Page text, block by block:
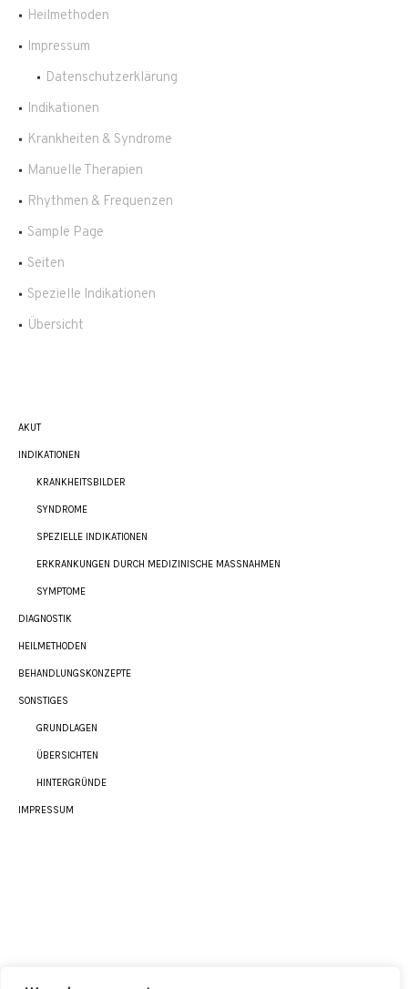
Heilmethoden
Impressum
Datenschutzerklärung
Indikationen
Krankheiten & Syndrome
Manuelle Therapien
Rhythmen & Frequenzen
Sample Page
Seiten
Spezielle Indikationen
Übersicht
AKUT
INDIKATIONEN
KRANKHEITSBILDER
SYNDROME
SPEZIELLE INDIKATIONEN
ERKRANKUNGEN DURCH MEDIZINISCHE MASSNAHMEN
SYMPTOME
DIAGNOSTIK
HEILMETHODEN
BEHANDLUNGSKONZEPTE
SONSTIGES
GRUNDLAGEN
ÜBERSICHTEN
HINTERGRÜNDE
IMPRESSUM